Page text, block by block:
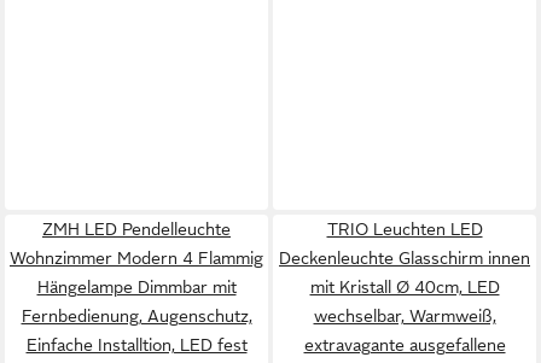
ZMH LED Pendelleuchte
Wohnzimmer Modern 4 Flammig
Hängelampe Dimmbar mit
Fernbedienung, Augenschutz,
Einfache Installtion, LED fest
TRIO Leuchten LED
Deckenleuchte Glasschirm innen
mit Kristall Ø 40cm, LED
wechselbar, Warmweiß,
extravagante ausgefallene